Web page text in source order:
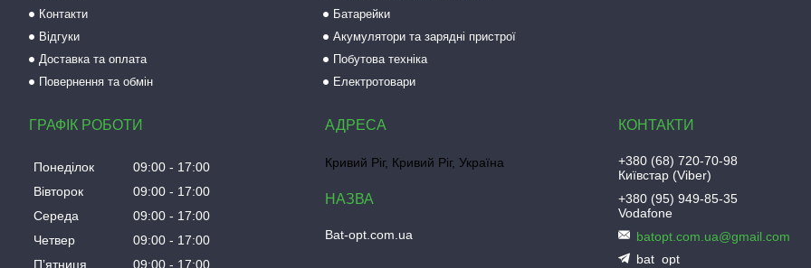
Контакти
Відгуки
Доставка та оплата
Повернення та обмін
Батарейки
Акумулятори та зарядні пристрої
Побутова техніка
Електротовари
ГРАФІК РОБОТИ
Понеділок 09:00
17:00
Вівторок
09:00
17:00
Середа
09:00
17:00
Четвер
09:00
17:00
Пʼятниця
09:00 17:00
Кривий Ріг, Кривий Ріг, Україна
Bat-opt.com.ua
+380 (68) 720-70-98
Київстар (Viber)
+380 (95) 949-85-35
Vodafone
batopt.com.ua@gmail.com
bat_opt